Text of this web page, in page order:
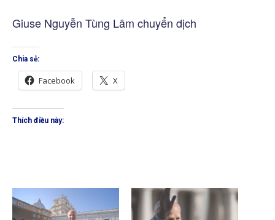
Giuse Nguyễn Tùng Lâm chuyển dịch
Chia sẻ:
Facebook X
Thích điều này: